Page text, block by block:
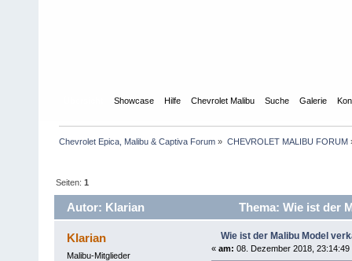
Showcase Hilfe Chevrolet Malibu Suche Galerie
Chevrolet Epica, Malibu & Captiva Forum » CHEVROLET MALIBU FORUM
Seiten:1
Autor: Klarian Thema: Wie ist der
Klarian
Malibu-Mitglieder
Wie ist der Malibu Model
« am: 08. Dezember 2018, 23:14:49